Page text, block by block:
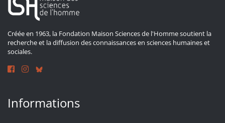
Créée en 1963, la Fondation Maison Sciences de l'Homme soutient la
recherche et la diffusion des connaissances en sciences humaines et
sociales.
Informations